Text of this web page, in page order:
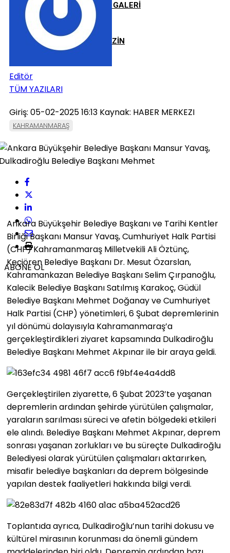
VİDEO GALERİ
MAGAZİN
Editör
TÜM YAZILARI
Giriş: 05-02-2025 16:13 Kaynak: HABER MERKEZI
KAHRAMANMARAŞ
ABONE OL
Ankara Büyükşehir Belediye Başkanı ve Tarihi Kentler
Birliği Başkanı Mansur Yavaş, Cumhuriyet Halk Partisi
(CHP) Kahramanmaraş Milletvekili Ali Öztünç,
Keçiören Belediye Başkanı Dr. Mesut Özarslan,
Kahramankazan Belediye Başkanı Selim Çırpanoğlu,
Kalecik Belediye Başkanı Satılmış Karakoç, Güdül
Belediye Başkanı Mehmet Doğanay ve Cumhuriyet
Halk Partisi (CHP) yönetimleri, 6 Şubat depremlerinin
yıl dönümü dolayısıyla Kahramanmaraş’a
gerçekleştirdikleri ziyaret kapsamında Dulkadiroğlu
Belediye Başkanı Mehmet Akpınar ile bir araya geldi.
Gerçekleştirilen ziyarette, 6 Şubat 2023’te yaşanan
depremlerin ardından şehirde yürütülen çalışmalar,
yaraların sarılması süreci ve afetin bölgedeki etkileri
ele alındı. Belediye Başkanı Mehmet Akpınar, deprem
sonrası yaşanan zorlukları ve bu süreçte Dulkadiroğlu
Belediyesi olarak yürütülen çalışmaları aktarırken,
misafir belediye başkanları da deprem bölgesinde
yapılan destek faaliyetleri hakkında bilgi verdi.
Toplantıda ayrıca, Dulkadiroğlu’nun tarihi dokusu ve
kültürel mirasının korunması da önemli gündem